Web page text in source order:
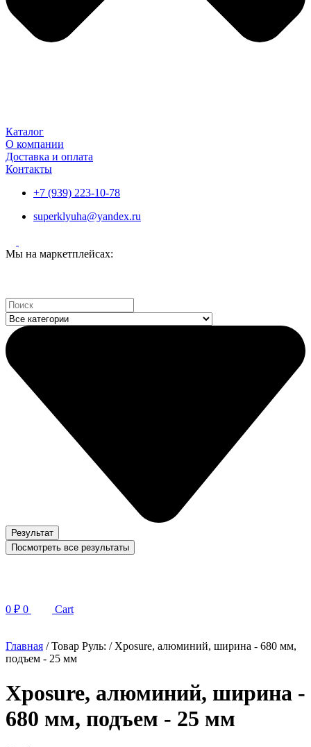
Каталог
О компании
Доставка и оплата
Контакты
+7 (939) 223-10-78
superklyuha@yandex.ru
Мы на маркетплейсах:
Search
...
Результат
Посмотреть все результаты
0 ₽ 0 Cart
Главная / Товар Руль: / Xposure, алюминий, ширина - 680 мм,
подъем - 25 мм
Xposure, алюминий, ширина -
680 мм, подъем - 25 мм